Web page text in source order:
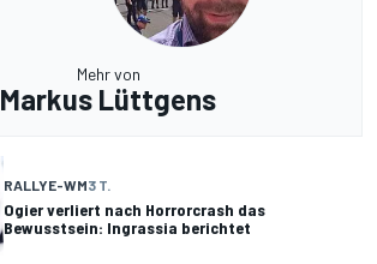
Mehr von
Markus Lüttgens
RALLYE-WM3 T.
Ogier verliert nach Horrorcrash das
Bewusstsein: Ingrassia berichtet